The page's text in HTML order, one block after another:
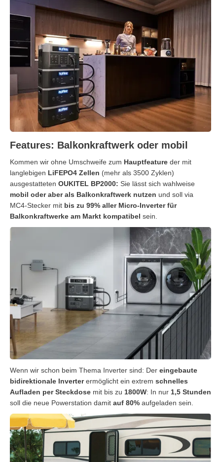
Features: Balkonkraftwerk oder mobil
Kommen wir ohne Umschweife zum Hauptfeature der mit
langlebigen LiFEPO4 Zellen (mehr als 3500 Zyklen)
ausgestatteten OUKITEL BP2000: Sie lässt sich wahlweise
mobil oder aber als Balkonkraftwerk nutzen und soll via
MC4-Stecker mit bis zu 99% aller Micro-Inverter für
Balkonkraftwerke am Markt kompatibel sein.
Wenn wir schon beim Thema Inverter sind: Der eingebaute
bidirektionale Inverterermöglicht ein extrem schnelles
Aufladen per Steckdose mit bis zu 1800W: In nur 1,5 Stunden
soll die neue Powerstation damit auf 80% aufgeladen sein.